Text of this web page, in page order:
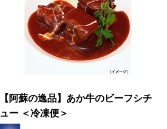
【阿蘇の逸品】あか牛のビーフシチ
ュー ＜冷凍便＞